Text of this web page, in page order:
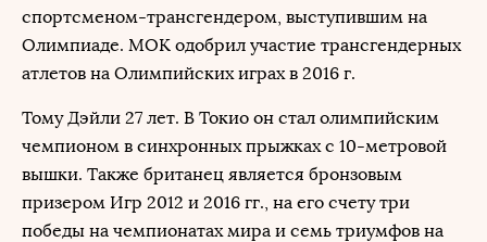
спортсменом-трансгендером, выступившим на
Олимпиаде. МОК одобрил участие трансгендерных
атлетов на Олимпийских играх в 2016 г.
Тому Дэйли 27 лет. В Токио он стал олимпийским
чемпионом в синхронных прыжках с 10-метровой
вышки. Также британец является бронзовым
призером Игр 2012 и 2016 гг., на его счету три
победы на чемпионатах мира и семь триумфов на